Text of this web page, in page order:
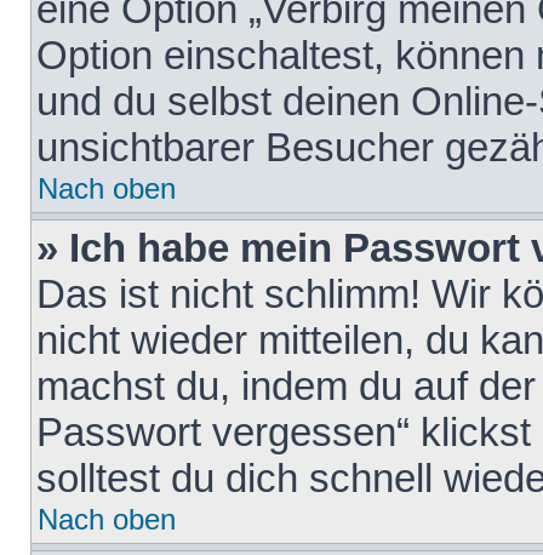
eine Option „Verbirg
Option einschaltest,
und du selbst deinen
unsichtbarer Besucher
Nach oben
» Ich habe mein Passwort
Das ist nicht schlimm! Wir
nicht wieder mitteilen, du
machst du, indem du auf
Passwort vergessen“
solltest du dich schnell
Nach oben